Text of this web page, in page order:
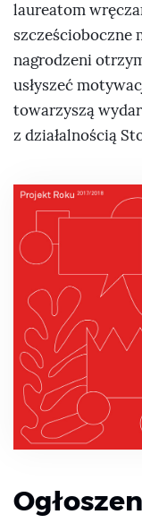
laureatom
szcześcioboczne
nagrodzeni
usłyszeć
towarzyszą
z działalnością